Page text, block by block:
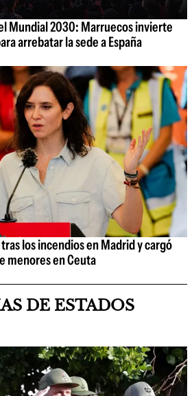
Mundial 2030: Marruecos invierte
arrebatar la sede a España
los incendios en Madrid y cargó
menores en Ceuta
DE ESTADOS